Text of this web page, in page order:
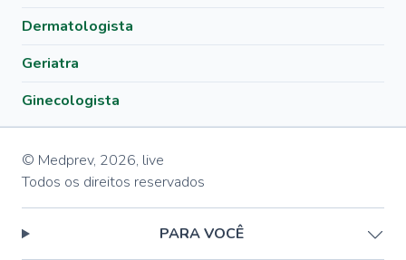
Dermatologista
Geriatra
Ginecologista
© Medprev, 2026, live
Todos os direitos reservados
PARA VOCÊ